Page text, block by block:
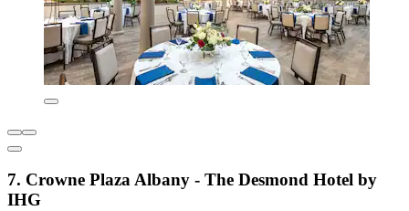
7. Crowne Plaza Albany - The Desmond Hotel by
IHG